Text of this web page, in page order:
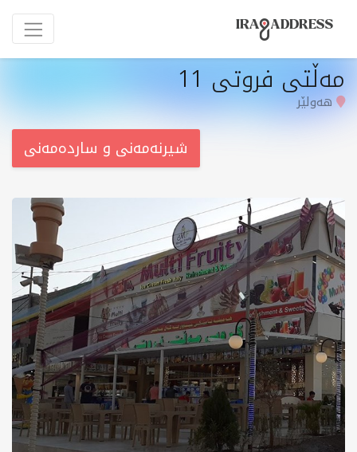
مەڵتی فروتی 11
هەولێر
شیرنەمەنی و ساردەمەنی